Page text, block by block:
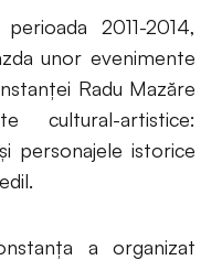
2011-2014,
unor evenimente
Radu Mazăre
cultural-artistice:
personajele istorice
a organizat